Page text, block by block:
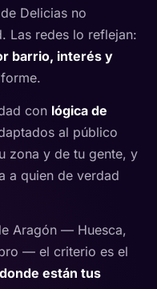
Delicias no
Las redes lo reflejan:
barrio, interés y
con lógica de
al público
zona y de tu gente, y
a quien de verdad
Aragón — Huesca,
— el criterio es el
están tus